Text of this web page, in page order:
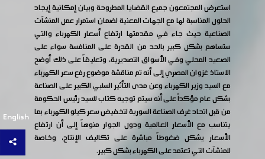
English
استعرض المجتمعون جميع القضايا المطروحة وبيان إمكانية إيجاد
الحلول المناسبة لها مع الجهات المعنية لضمان استمرار عمل المنشآت
الصناعية حيث جاء في مقدمتها ارتفاع أسعار الكهرباء والتي
ستساهم بشكل كبير بالحد من القدرة على المنافسة سواء على
الصعيد المحلي وفي الأسواق التصديرية، وتعليقاً على ذلك أوضح
الاستاذ غزوان المصري إلى أنه تم مناقشة موضوع رفع سعر الكهرباء
مع السيد وزير الكهرباء وعن مدى التأثير السلبي الكبير على الصناعة
بشكل عام مؤكداً على أنه سيتم توجيه كتاب للسيد رئيس الحكومة
من قبل اتحاد غرف الصناعة السورية لتخفيض سعر كيلو الكهرباء بما
يتناسب مع الأسعار العالمية ودول الجوار منوهاً إلى أن ارتفاع
الأسعار يشكل ضغوطاً مباشرة على تكاليف الإنتاج، وخاصة
للمنشآت التي تعتمد على الكهرباء بشكل كبير.